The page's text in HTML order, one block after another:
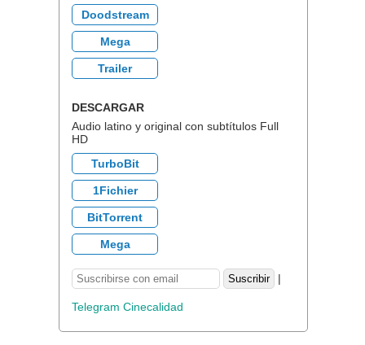
Doodstream
Mega
Trailer
DESCARGAR
Audio latino y original con subtítulos Full
HD
TurboBit
1Fichier
BitTorrent
Mega
|
Telegram Cinecalidad